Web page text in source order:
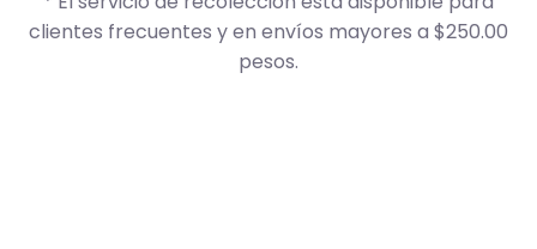
clientes frecuentes y en envíos mayores a $250.00
pesos.